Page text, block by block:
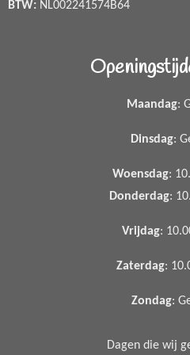
BTW: NL002241574B64
Maandag:
Dinsdag:
Woensdag:
Donderdag:
Vrijdag:
Zaterdag:
Zondag:
Dagen die wij